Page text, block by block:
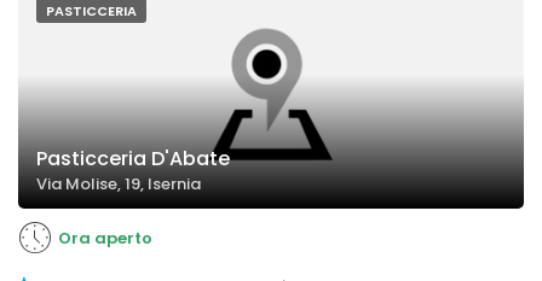
PASTICCERIA
Pasticceria D'Abate
Via Molise, 19, Isernia
Ora aperto